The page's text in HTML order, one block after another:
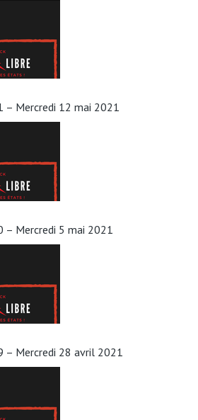
– Mercredi 12 mai 2021
– Mercredi 5 mai 2021
– Mercredi 28 avril 2021